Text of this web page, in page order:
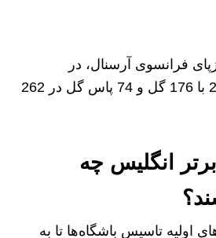
فرانسوی آرسنال، در
سال‌های1997 تا 2007 با 176 گل و 74 پاس گل در 262
5 تیم برتر انگلیس چه
اولیه‌ تاسیس باشگاه‌ها تا به